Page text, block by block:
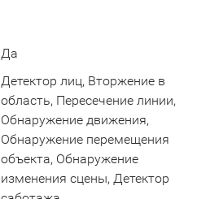
Да
Детектор лиц, Вторжение в
область, Пересечение линии,
Обнаружение движения,
Обнаружение перемещения
объекта, Обнаружение
изменения сцены, Детектор